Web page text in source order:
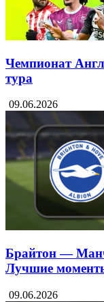
Чемпионат
тура
09.06.2026
Брайтон —
Лучшие
09.06.2026